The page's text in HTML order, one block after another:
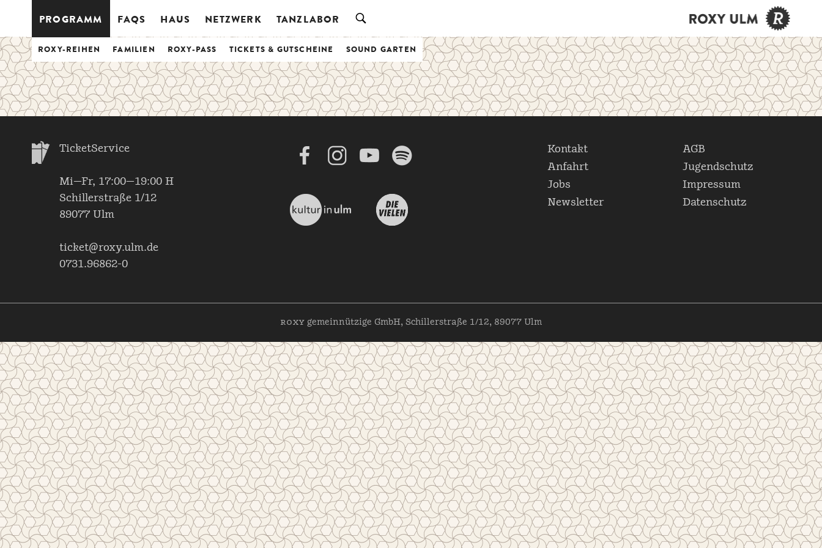
PROGRAMM
ROXY-REIHEN FAMILIEN ROXY-PASS TICKETS & GUTSCHEINE SOUND GARTEN
FAQS HAUS NETZWERK TANZLABOR
TicketService
Mi—Fr, 17:00—19:00 H
Schillerstraße 1/12
89077 Ulm
ticket@roxy.ulm.de
0731.96862-0
Kontakt
Anfahrt
Jobs
Newsletter
AGB
Jugendschutz
Impressum
Datenschutz
roxy gemeinnützige GmbH, Schillerstraße 1/12, 89077 Ulm